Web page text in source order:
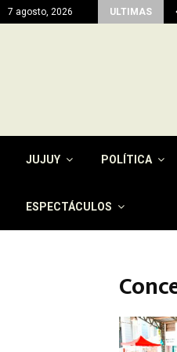
7 agosto, 2026 ULTIMAS
JUJUY POLÍTICA
ESPECTÁCULOS